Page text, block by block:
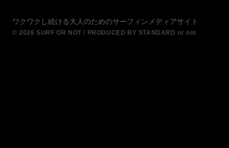
ワクワクし続ける大人のためのサーフィンメディアサイト
© 2026 SURF OR NOT / PRODUCED BY STANDARD or not